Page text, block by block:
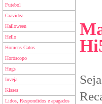
Futebol
Gravidez
Halloween
Hello
Homens Gatos
Horóscopo
Hugs
Inveja
Kisses
Lidos, Respondidos e apagados